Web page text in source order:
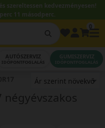
szereltessen kedvezményesen!
11 másodperc.
AUTÓSZERVIZ
IDŐPONTFOGLALÁS
GUMISZERVIZ
IDŐPONTFOGLALÁS
négyévszakos